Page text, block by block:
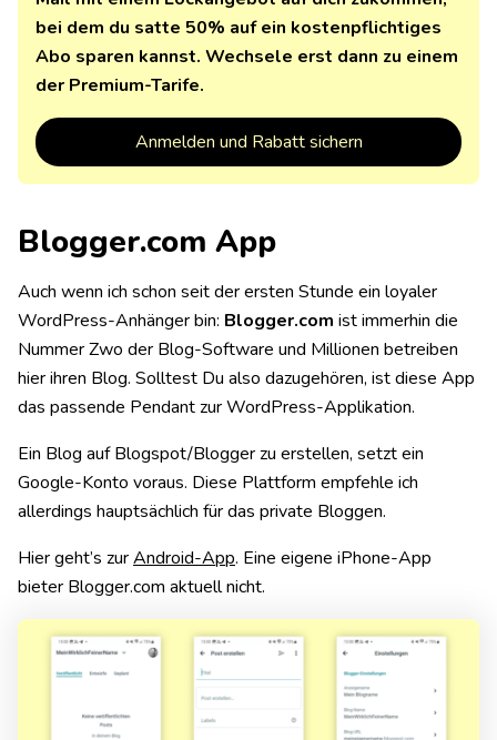
bei dem du satte 50% auf ein kostenpflichtiges
Abo sparen kannst. Wechsele erst dann zu einem
der Premium-Tarife.
Anmelden und Rabatt sichern
Blogger.com App
Auch wenn ich schon seit der ersten Stunde ein loyaler
WordPress-Anhänger bin: Blogger.com ist immerhin die
Nummer Zwo der Blog-Software und Millionen betreiben
hier ihren Blog. Solltest Du also dazugehören, ist diese App
das passende Pendant zur WordPress-Applikation.
Ein Blog auf Blogspot/Blogger zu erstellen, setzt ein
Google-Konto voraus. Diese Plattform empfehle ich
allerdings hauptsächlich für das private Bloggen.
Hier geht’s zurAndroid-App. Eine eigene iPhone-App
bieter Blogger.com aktuell nicht.